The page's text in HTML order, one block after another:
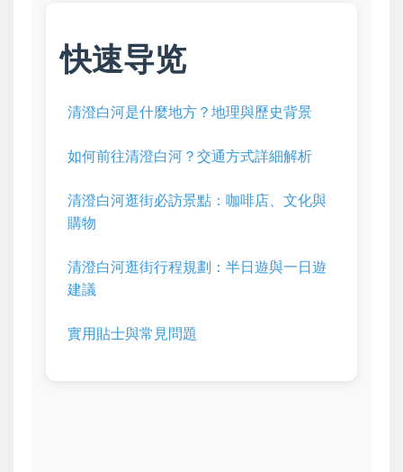
快速导览
清澄白河是什麼地方？地理與歷史背景
如何前往清澄白河？交通方式詳細解析
清澄白河逛街必訪景點：咖啡店、文化與
購物
清澄白河逛街行程規劃：半日遊與一日遊
建議
實用貼士與常見問題